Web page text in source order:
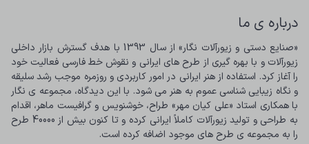
درباره ی ما
را به مجموعه ی طرح های موجود اضافه کرده است.